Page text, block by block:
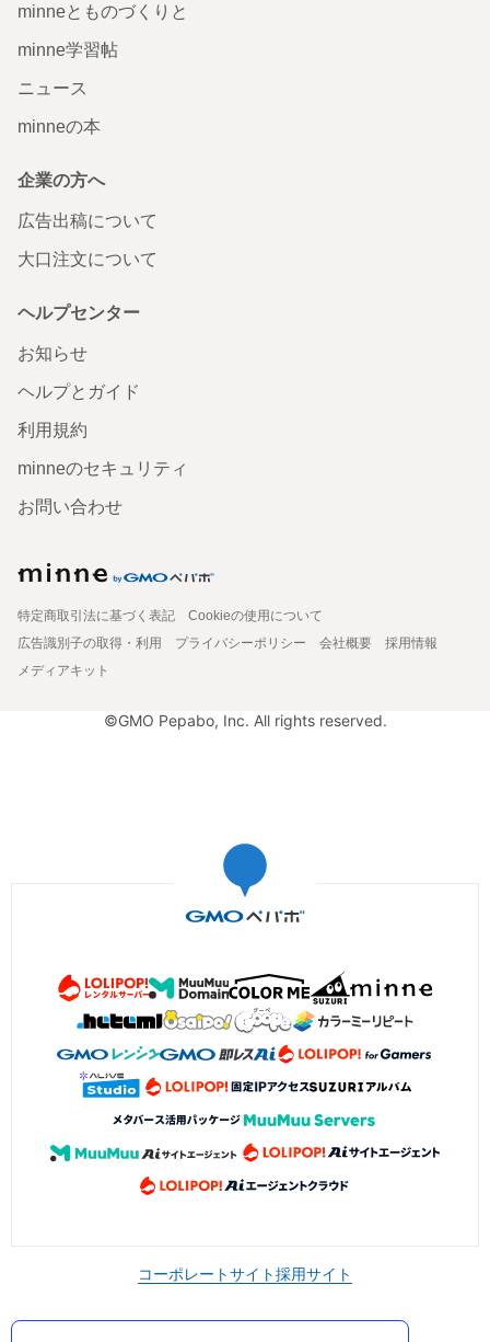
minneとものづくりと
minne学習帖
ニュース
minneの本
企業の方へ
広告出稿について
大口注文について
ヘルプセンター
お知らせ
ヘルプとガイド
利用規約
minneのセキュリティ
お問い合わせ
特定商取引法に基づく表記
Cookieの使用について
広告識別子の取得・利用
プライバシーポリシー 会社概要
採用情報
メディアキット
©GMO Pepabo, Inc. All rights reserved.
コーポレートサイト採用サイト